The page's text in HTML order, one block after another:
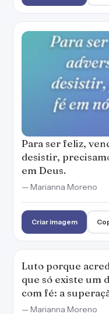
Para ser feliz,
desistir,
em Deus.
— Marianna Moreno
Criar imagem
Luto porque
que só existe um
com fé: a
— Marianna Moreno